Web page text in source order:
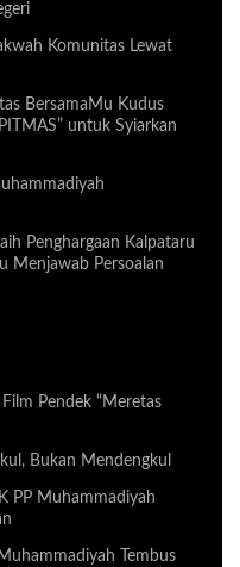
Komunitas Lewat
BersamaMu Kudus
untuk Syiarkan
Penghargaan Kalpataru
Menjawab Persoalan
Pendek “Meretas
Bukan Mendengkul
PP Muhammadiyah
Tembus